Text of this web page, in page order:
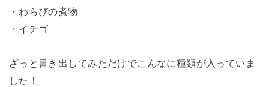
・わらびの煮物
・イチゴ
ざっと書き出してみただけでこんなに種類が入っていま
した！